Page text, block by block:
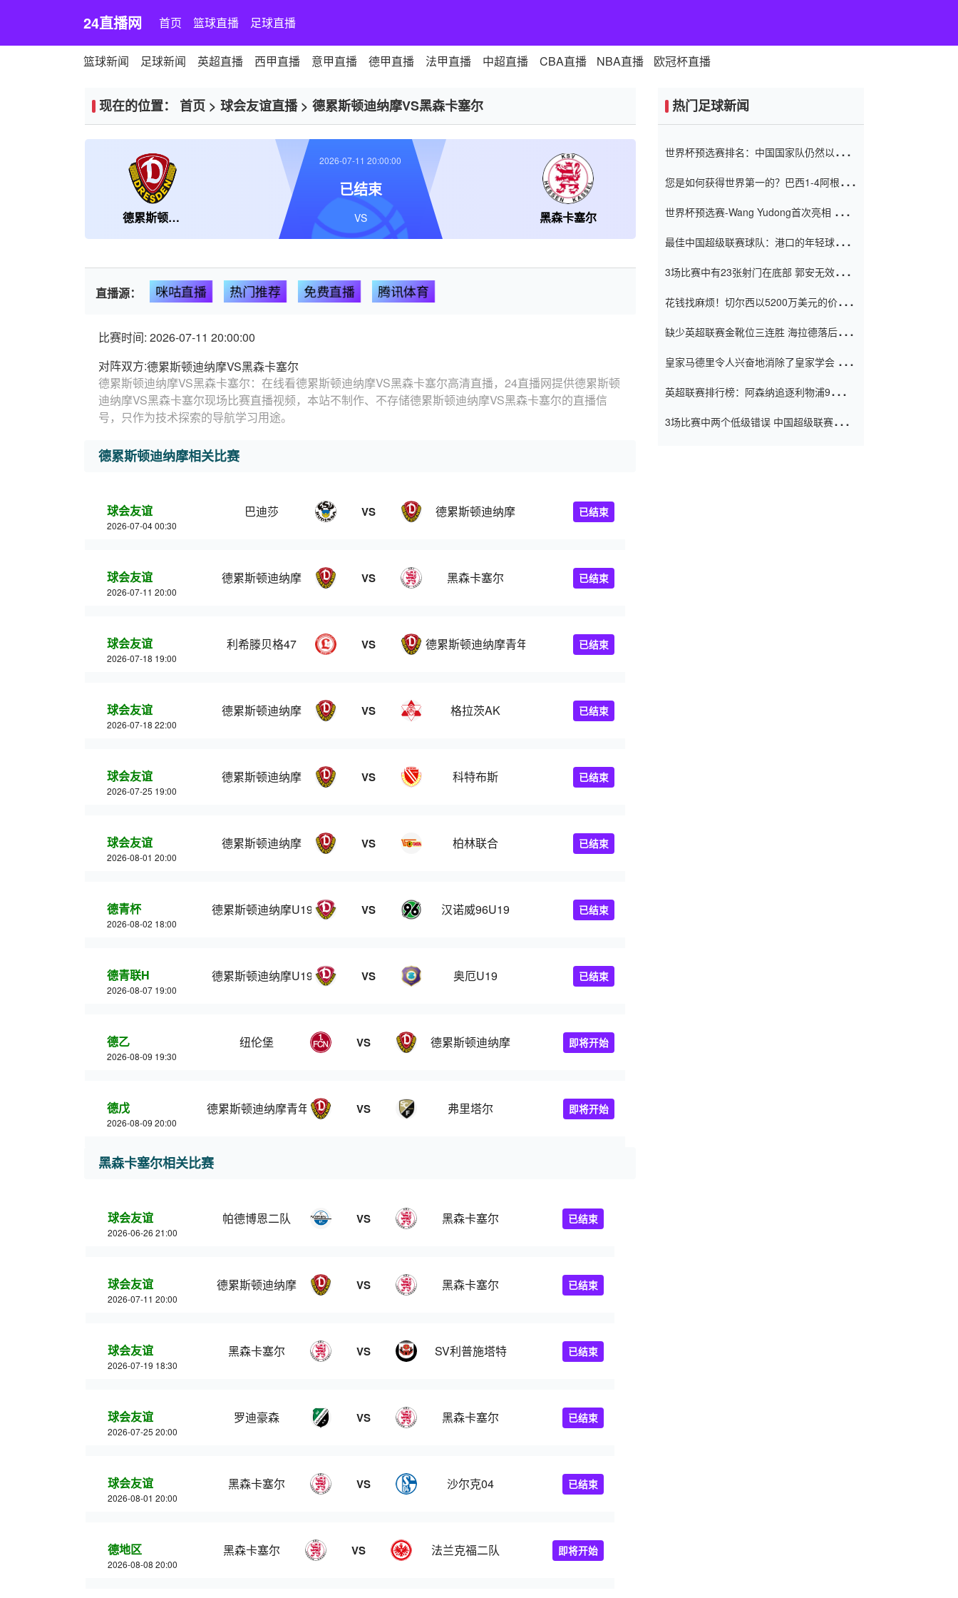
24直播网 首页 篮球直播 足球直播
篮球新闻 足球新闻 英超直播 西甲直播 意甲直播 德甲直播 法甲直播 中超直播 CBA直播 NBA直播 欧冠杯直播
现在的位置： 首页 > 球会友谊直播> 德累斯顿迪纳摩VS黑森卡塞尔
德累斯顿迪纳摩 黑森卡塞尔
2026-07-11 20:00:00
已结束
VS
直播源： 咪咕直播 热门推荐 免费直播 腾讯体育
比赛时间: 2026-07-11 20:00:00
对阵双方:德累斯顿迪纳摩VS黑森卡塞尔
德累斯顿迪纳摩VS黑森卡塞尔：在线看德累斯顿迪纳摩VS黑森卡塞尔高清直播，24直播网提供德累斯顿
迪纳摩VS黑森卡塞尔现场比赛直播视频，本站不制作、不存储德累斯顿迪纳摩VS黑森卡塞尔的直播信
号，只作为技术探索的导航学习用途。
德累斯顿迪纳摩相关比赛
球会友谊
2026-07-04 00:30
巴迪莎 VS 德累斯顿迪纳摩 已结束
球会友谊
2026-07-11 20:00
德累斯顿迪纳摩 VS 黑森卡塞尔 已结束
球会友谊
2026-07-18 19:00
利希滕贝格47 VS 德累斯顿迪纳摩青年队 已结束
球会友谊
2026-07-18 22:00
德累斯顿迪纳摩 VS 格拉茨AK 已结束
球会友谊
2026-07-25 19:00
德累斯顿迪纳摩 VS 科特布斯 已结束
球会友谊
2026-08-01 20:00
德累斯顿迪纳摩 VS 柏林联合 已结束
德青杯
2026-08-02 18:00
德累斯顿迪纳摩U19 VS 汉诺威96U19 已结束
德青联H
2026-08-07 19:00
德累斯顿迪纳摩U19 VS 奥厄U19 已结束
德乙
2026-08-09 19:30
纽伦堡 VS 德累斯顿迪纳摩 即将开始
德戊
2026-08-09 20:00
德累斯顿迪纳摩青年队 VS 弗里塔尔 即将开始
黑森卡塞尔相关比赛
球会友谊
2026-06-26 21:00
帕德博恩二队 VS 黑森卡塞尔 已结束
球会友谊
2026-07-11 20:00
德累斯顿迪纳摩 VS 黑森卡塞尔 已结束
球会友谊
2026-07-19 18:30
黑森卡塞尔 VS SV利普施塔特 已结束
球会友谊
2026-07-25 20:00
罗迪豪森 VS 黑森卡塞尔 已结束
球会友谊
2026-08-01 20:00
黑森卡塞尔 VS 沙尔克04 已结束
德地区
2026-08-08 20:00
黑森卡塞尔 VS 法兰克福二队 即将开始
热门足球新闻
世界杯预选赛排名：中国国家队仍然以6分
您是如何获得世界第一的？巴西1-4阿根
世界杯预选赛-Wang Yudong首次亮相 中国
最佳中国超级联赛球队：港口的年轻球员在
（Taishan）
3场比赛中有23张射门在底部 郭安无效传球
花钱找麻烦！切尔西以5200万美元的价格
窗口
缺少英超联赛金靴位三连胜 海拉德落后6球
皇家马德里令人兴奋地消除了皇家学会 安
英超联赛排行榜：阿森纳追逐利物浦9分 曼
3场比赛中两个低级错误 中国超级联赛的前